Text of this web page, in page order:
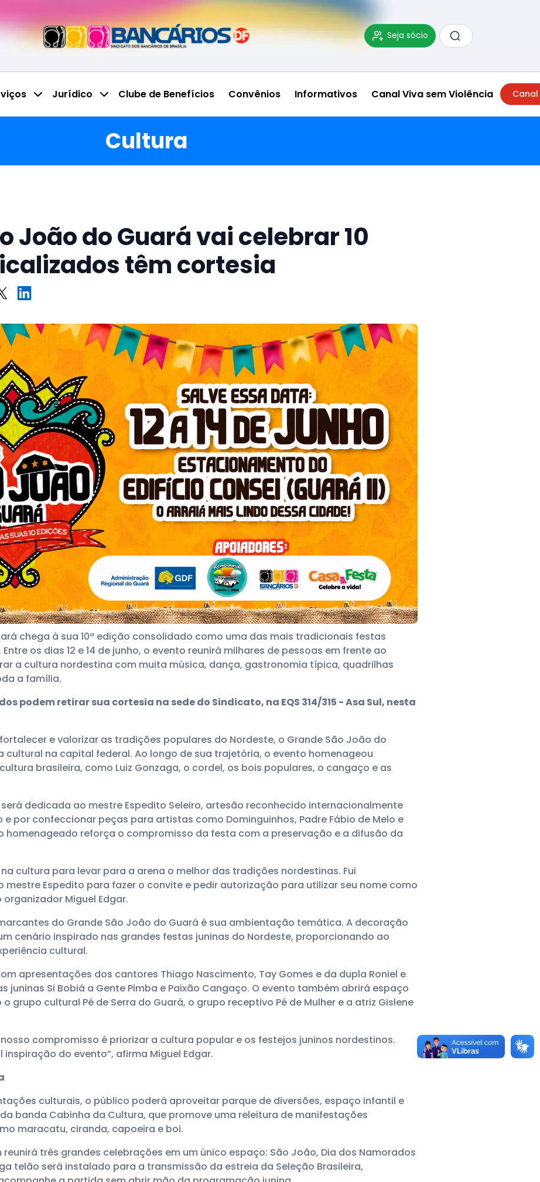
Seja sócio
Jurídico Clube de Benefícios Convênios Informativos Canal Viva sem Violência
Cultura
João do Guará vai celebrar 10
têm cortesia
chega à sua 10ª edição consolidado como uma das mais tradicionais festas
os dias 12 e 14 de junho, o evento reunirá milhares de pessoas em frente ao
a cultura nordestina com muita música, dança, gastronomia típica, quadrilhas
a família.
podem retirar sua cortesia na sede do Sindicato, na EQS 314/315 - Asa Sul, nesta
e valorizar as tradições populares do Nordeste, o Grande São João do
cultural na capital federal. Ao longo de sua trajetória, o evento homenageou
brasileira, como Luiz Gonzaga, o cordel, os bois populares, o cangaço e as
dedicada ao mestre Espedito Seleiro, artesão reconhecido internacionalmente
por confeccionar peças para artistas como Dominguinhos, Padre Fábio de Melo e
homenageado reforça o compromisso da festa com a preservação e a difusão da
cultura para levar para a arena o melhor das tradições nordestinas. Fui
mestre Espedito para fazer o convite e pedir autorização para utilizar seu nome como
Miguel Edgar.
do Grande São João do Guará é sua ambientação temática. A decoração
cenário inspirado nas grandes festas juninas do Nordeste, proporcionando ao
cultural.
apresentações dos cantores Thiago Nascimento, Tay Gomes e da dupla Roniel e
juninas Si Bobiá a Gente Pimba e Paixão Cangaço. O evento também abrirá espaço
grupo cultural Pé de Serra do Guará, o grupo receptivo Pé de Mulher e a atriz Gislene
compromisso é priorizar a cultura popular e os festejos juninos nordestinos.
inspiração do evento”, afirma Miguel Edgar.
culturais, o público poderá aproveitar parque de diversões, espaço infantil e
banda Cabinha da Cultura, que promove uma releitura de manifestações
maracatu, ciranda, capoeira e boi.
três grandes celebrações em um único espaço: São João, Dia dos Namorados
telão será instalado para a transmissão da estreia da Seleção Brasileira,